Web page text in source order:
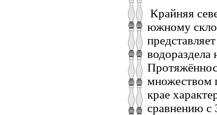
Крайняя
южному
множеством
крае
сравнению с